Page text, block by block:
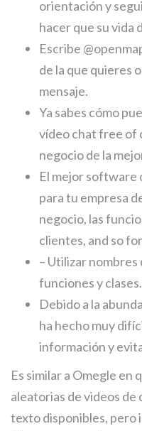
orientación y
hacer que su vida
Escribe
de la que quieres
mensaje.
Ya sabes cómo
vídeo chat free of
negocio de la
El mejor software
para tu empresa
negocio, las
clientes, and so
– Utilizar
funciones y clases.
Debido a la
ha hecho muy
información y
Es similar a Omegle en
aleatorias de videos de
texto disponibles, pero